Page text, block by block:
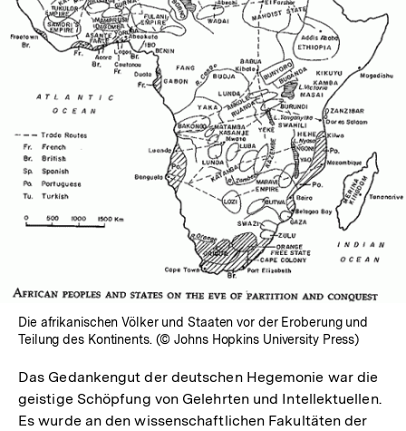
In
Lightbox
öffnen
Die afrikanischen Völker und Staaten vor der Eroberung und
Teilung des Kontinents. (© Johns Hopkins University Press)
Das Gedankengut der deutschen Hegemonie war die
geistige Schöpfung von Gelehrten und Intellektuellen.
Es wurde an den wissenschaftlichen Fakultäten der